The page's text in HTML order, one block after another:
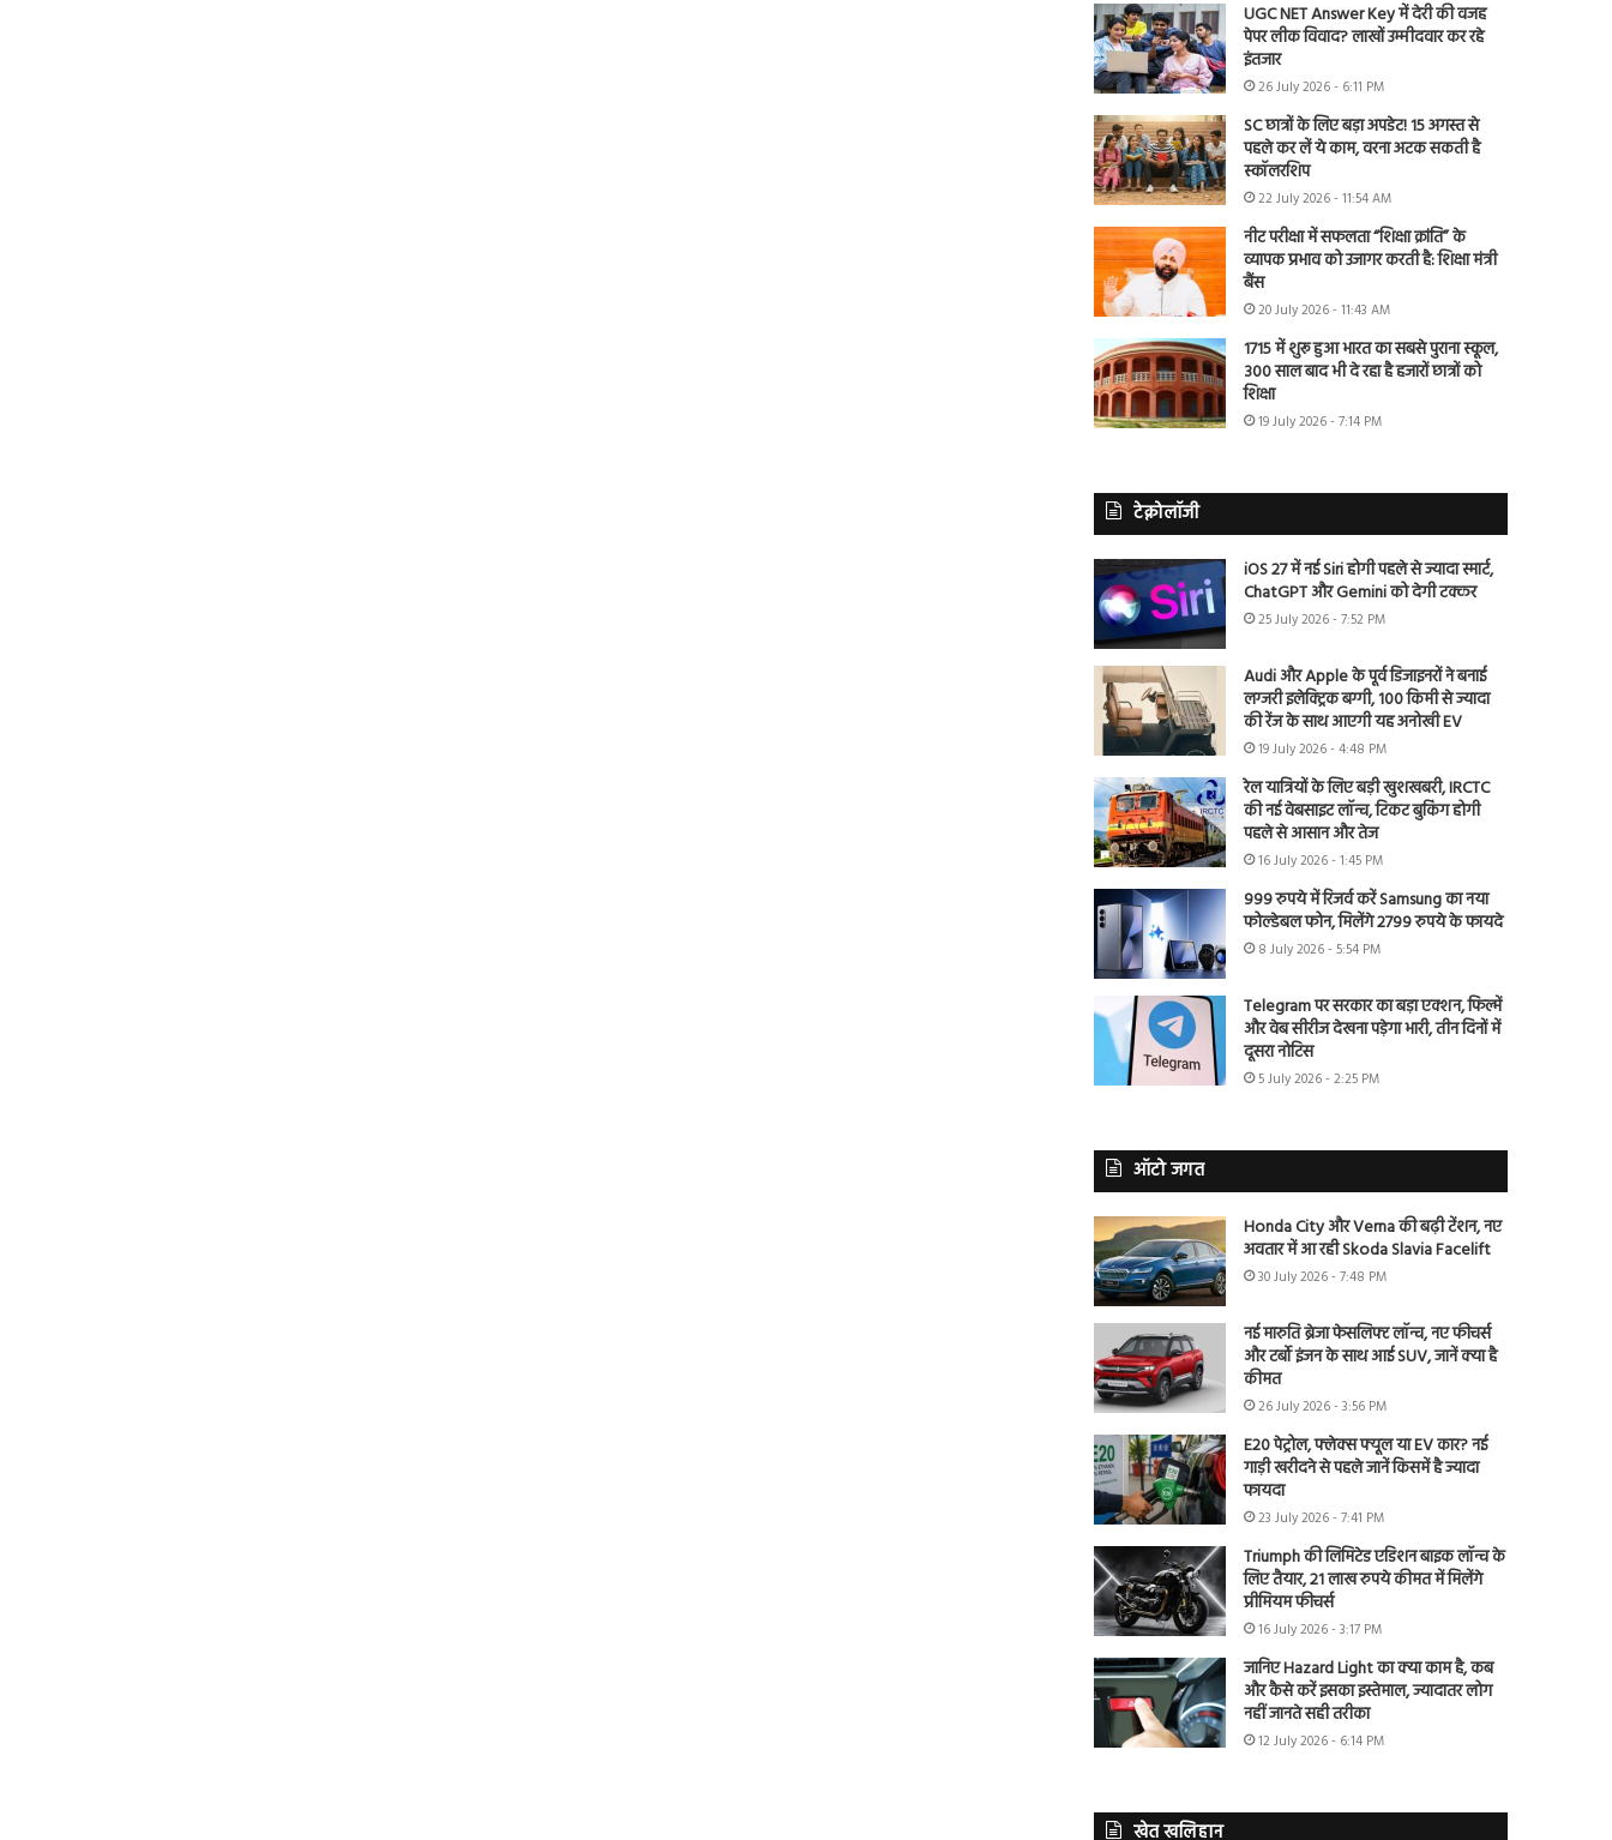
UGC NET Answer Key में देरी की वजह
पेपर लीक विवाद? लाखों उम्मीदवार कर रहे
इंतजार
26 July 2026 - 6:11 PM
SC छात्रों के लिए बड़ा अपडेट! 15 अगस्त से
पहले कर लें ये काम, वरना अटक सकती है
स्कॉलरशिप
22 July 2026 - 11:54 AM
नीट परीक्षा में सफलता “शिक्षा क्रांति” के
व्यापक प्रभाव को उजागर करती है: शिक्षा मंत्री
बैंस
20 July 2026 - 11:43 AM
1715 में शुरू हुआ भारत का सबसे पुराना स्कूल,
300 साल बाद भी दे रहा है हजारों छात्रों को
शिक्षा
19 July 2026 - 7:14 PM
टेक्नोलॉजी
iOS 27 में नई Siri होगी पहले से ज्यादा स्मार्ट,
ChatGPT और Gemini को देगी टक्कर
25 July 2026 - 7:52 PM
Audi और Apple के पूर्व डिजाइनरों ने बनाई
लग्जरी इलेक्ट्रिक बग्गी, 100 किमी से ज्यादा
की रेंज के साथ आएगी यह अनोखी EV
19 July 2026 - 4:48 PM
रेल यात्रियों के लिए बड़ी खुशखबरी, IRCTC
की नई वेबसाइट लॉन्च, टिकट बुकिंग होगी
पहले से आसान और तेज
16 July 2026 - 1:45 PM
999 रुपये में रिजर्व करें Samsung का नया
फोल्डेबल फोन, मिलेंगे 2799 रुपये के फायदे
8 July 2026 - 5:54 PM
Telegram पर सरकार का बड़ा एक्शन, फिल्में
और वेब सीरीज देखना पड़ेगा भारी, तीन दिनों में
दूसरा नोटिस
5 July 2026 - 2:25 PM
ऑटो जगत
Honda City और Verna की बढ़ी टेंशन, नए
अवतार में आ रही Skoda Slavia Facelift
30 July 2026 - 7:48 PM
नई मारुति ब्रेजा फेसलिफ्ट लॉन्च, नए फीचर्स
और टर्बो इंजन के साथ आई SUV, जानें क्या है
कीमत
26 July 2026 - 3:56 PM
E20 पेट्रोल, फ्लेक्स फ्यूल या EV कार? नई
गाड़ी खरीदने से पहले जानें किसमें है ज्यादा
फायदा
23 July 2026 - 7:41 PM
Triumph की लिमिटेड एडिशन बाइक लॉन्च के
लिए तैयार, 21 लाख रुपये कीमत में मिलेंगे
प्रीमियम फीचर्स
16 July 2026 - 3:17 PM
जानिए Hazard Light का क्या काम है, कब
और कैसे करें इसका इस्तेमाल, ज्यादातर लोग
नहीं जानते सही तरीका
12 July 2026 - 6:14 PM
खेत खलिहान